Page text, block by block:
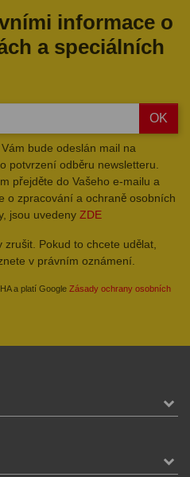
informace o
a speciálních
OK
bude odeslán mail na
potvrzení odběru newsletteru.
přejděte do Vašeho e-mailu a
o zpracování a ochraně osobních
jsou uvedeny ZDE
Pokud to chcete udělat,
v právním oznámení.
a platí Google Zásady ochrany osobních